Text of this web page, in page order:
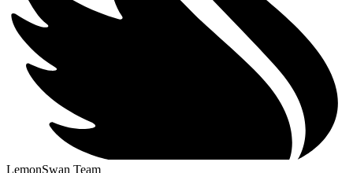
LemonSwan Team